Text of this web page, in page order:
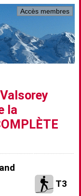
Accès membres
la
T3